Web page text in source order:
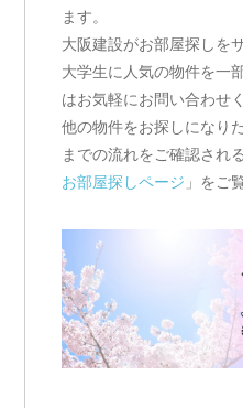
ます。
大阪建設がお部屋探しを
大学生に人気の物件を一
はお気軽にお問い合わせ
他の物件をお探しになり
までの流れをご確認され
お部屋探しページ 」をご